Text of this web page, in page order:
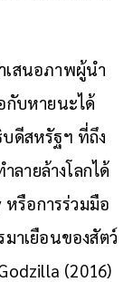
เสนอภาพผู้นำ
กับหายนะได้
บดีสหรัฐฯ ที่ถึง
ายล้างโลกได้
หรือการร่วมมือ
าเยือนของสัตว์
(2016)